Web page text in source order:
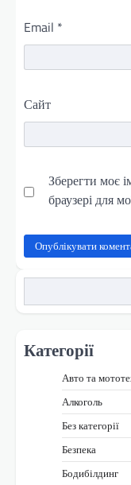
Email *
Сайт
Зберегти моє
браузері для
Категорії
Авто та
Алкоголь
Без категорії
Безпека
Бодибілдинг